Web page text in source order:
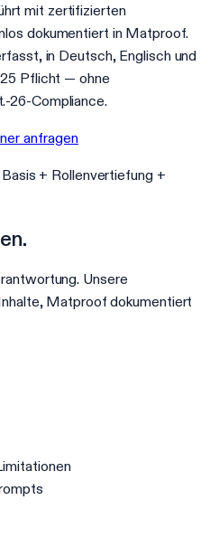
mit zertifizierten
dokumentiert in Matproof.
in Deutsch, Englisch und
Pflicht — ohne
26-Compliance.
anfragen
+ Rollenvertiefung +
Unsere
Matproof dokumentiert